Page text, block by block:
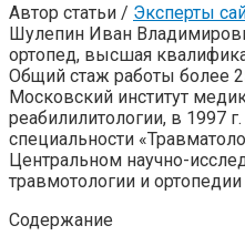
Автор статьи / Эксперты
Шулепин Иван
ортопед, высшая
Общий стаж работы более
Московский институт
реабилилитологии, в 1997
специальности
Центральном научно-
травмотологии и
Содержание